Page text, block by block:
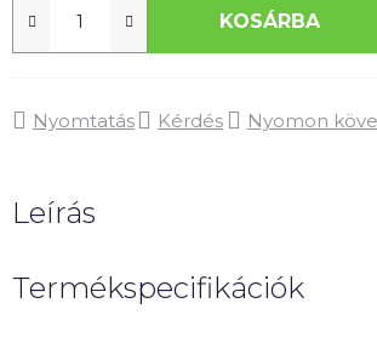
KOSÁRBA
Nyomtatás Kérdés Nyomon
Leírás
Termékspecifikációk